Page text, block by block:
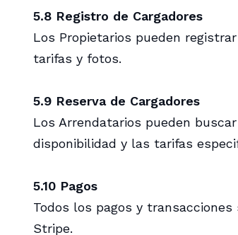
5.8 Registro de Cargadores
Los Propietarios pueden
tarifas y fotos.
5.9 Reserva de Cargadores
Los Arrendatarios pueden
disponibilidad y las tarifas
5.10 Pagos
Todos los pagos y
Stripe.